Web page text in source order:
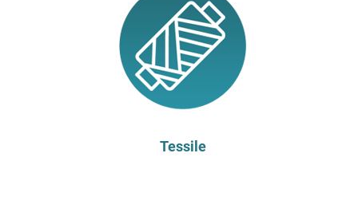
Tessile